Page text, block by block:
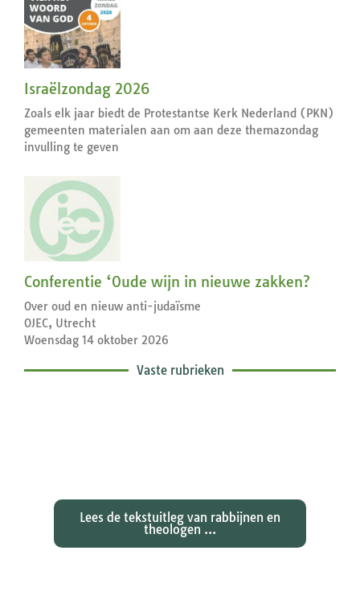
Israëlzondag 2026
Zoals elk jaar biedt de Protestantse Kerk Nederland (PKN)
gemeenten materialen aan om aan deze themazondag
invulling te geven
Conferentie ‘Oude wijn in nieuwe zakken?
Over oud en nieuw anti-judaïsme
OJEC, Utrecht
Woensdag 14 oktober 2026
Vaste rubrieken
Lees de tekstuitleg van rabbijnen en
theologen ...